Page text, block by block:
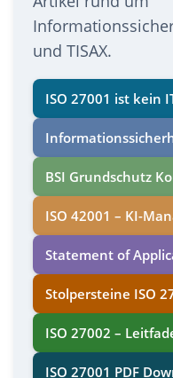
und TISAX.
ISO 27001 ist kein
BSI Grundschutz
ISO 42001 – KI-
Statement of
Stolpersteine ISO
ISO 27002 –
ISO 27001 PDF